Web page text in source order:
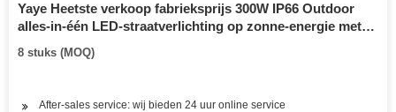
Yaye Heetste verkoop fabrieksprijs 300W IP66 Outdoor
alles-in-één LED-straatverlichting op zonne-energie met
per watt
8 stuks (MOQ)
After-sales service: wij bieden 24 uur online service